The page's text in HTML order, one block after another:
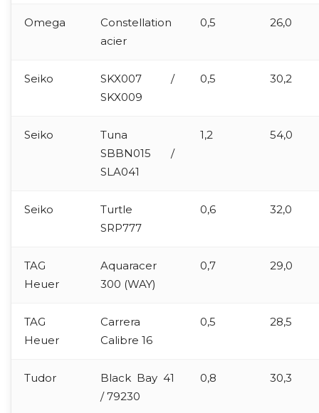
Omega
Constellation
acier
0,5 26,0
Seiko
SKX007 /
SKX009
0,5 30,2
Seiko
Tuna
SBBN015 /
SLA041
1,2 54,0
Seiko
Turtle
SRP777
0,6 32,0
TAG
Heuer
Aquaracer
300 (WAY)
0,7 29,0
TAG
Heuer
Carrera
Calibre 16
0,5 28,5
Tudor
Black Bay 41
/ 79230
0,8 30,3